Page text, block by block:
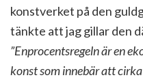
konstverket på den
tänkte att jag gillar den
”Enprocentsregeln är en
konst som innebär att